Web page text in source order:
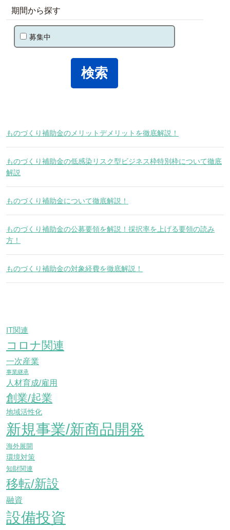
期間から探す
募集中
ものづくり補助金のメリットデメリットを徹底解説！
ものづくり補助金の低感染リスク型ビジネス枠特別枠について徹底
解説
ものづくり補助金について徹底解説！
ものづくり補助金の公募要領を解説！採択率を上げる要領の読み
方！
ものづくり補助金の対象経費を徹底解説！
IT関連
コロナ関連
一次産業
事業継承
人材育成/雇用
創業/起業
地域活性化
新規事業/新商品開発
海外展開
環境対策
知財関連
移転/新設
融資
設備投資